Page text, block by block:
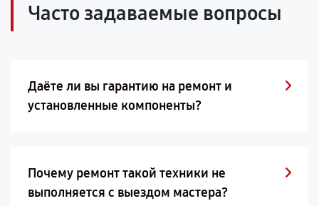
Часто задаваемые вопросы
Даёте ли вы гарантию на ремонт и
установленные компоненты?
Почему ремонт такой техники не
выполняется с выездом мастера?